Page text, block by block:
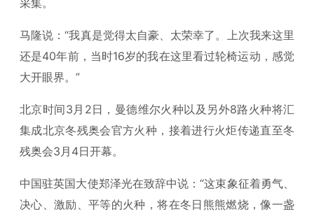
马隆说：“我真是觉得太自豪、太荣幸了。上次我来这里
还是40年前，当时16岁的我在这里看过轮椅运动，感觉
大开眼界。”
北京时间3月2日，曼德维尔火种以及另外8路火种将汇
集成北京冬残奥会官方火种，接着进行火炬传递直至冬
残奥会3月4日开幕。
中国驻英国大使郑泽光在致辞中说：“这束象征着勇气、
决心、激励、平等的火种，将在冬日熊熊燃烧，像一盏